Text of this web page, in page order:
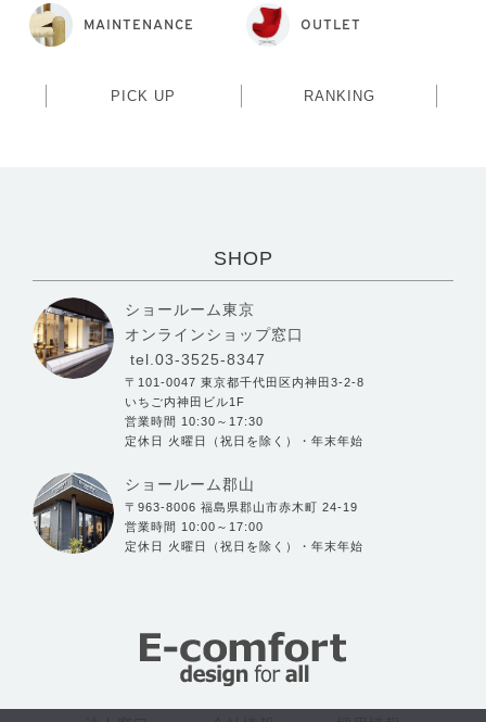
MAINTENANCE OUTLET
PICK UP RANKING
SHOP
ショールーム東京
オンラインショップ窓口
tel.03-3525-8347
〒101-0047 東京都千代田区内神田3-2-8
いちご内神田ビル1F
営業時間 10:30～17:30
定休日 火曜日（祝日を除く）・年末年始
ショールーム郡山
〒963-8006 福島県郡山市赤木町 24-19
営業時間 10:00～17:00
定休日 火曜日（祝日を除く）・年末年始